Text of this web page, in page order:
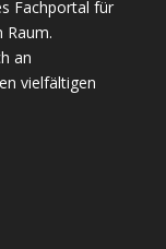
Fachportal für
Raum.
an
vielfältigen